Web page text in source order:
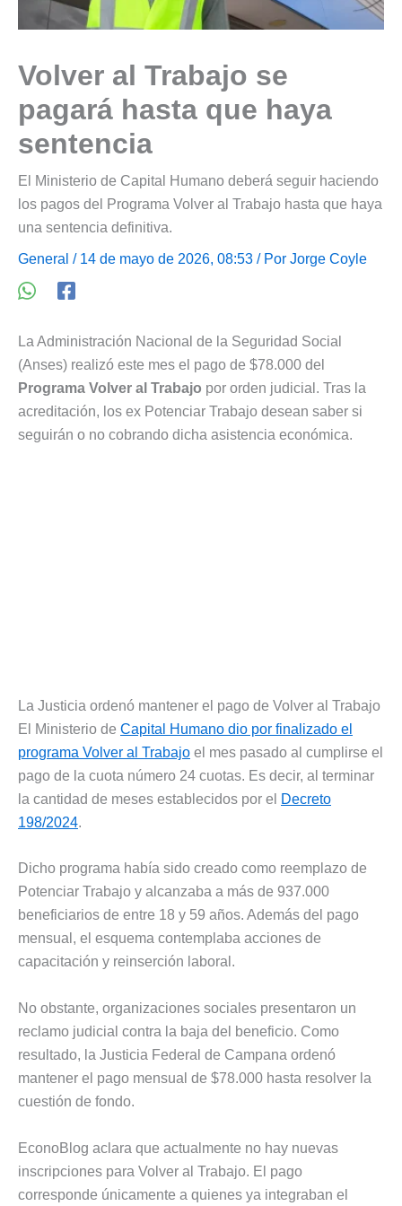
Volver al Trabajo se
pagará hasta que haya
sentencia
El Ministerio de Capital Humano deberá seguir haciendo
los pagos del Programa Volver al Trabajo hasta que haya
una sentencia definitiva.
General / 14 de mayo de 2026, 08:53 / Por Jorge Coyle
La Administración Nacional de la Seguridad Social
(Anses) realizó este mes el pago de $78.000 del
Programa Volver al Trabajo por orden judicial. Tras la
acreditación, los ex Potenciar Trabajo desean saber si
seguirán o no cobrando dicha asistencia económica.
La Justicia ordenó mantener el pago de Volver al Trabajo
El Ministerio de Capital Humano dio por finalizado el
programa Volver al Trabajo el mes pasado al cumplirse el
pago de la cuota número 24 cuotas. Es decir, al terminar
la cantidad de meses establecidos por el
Decreto
198/2024.
Dicho programa había sido creado como reemplazo de
Potenciar Trabajo y alcanzaba a más de 937.000
beneficiarios de entre 18 y 59 años. Además del pago
mensual, el esquema contemplaba acciones de
capacitación y reinserción laboral.
No obstante, organizaciones sociales presentaron un
reclamo judicial contra la baja del beneficio. Como
resultado, la Justicia Federal de Campana ordenó
mantener el pago mensual de $78.000 hasta resolver la
cuestión de fondo.
EconoBlog aclara que actualmente no hay nuevas
inscripciones para Volver al Trabajo. El pago
corresponde únicamente a quienes ya integraban el